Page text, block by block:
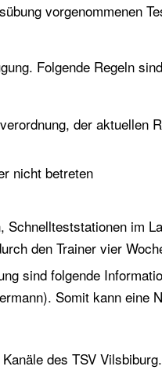
vorgenommenen
Folgende Regeln
der aktuellen
nicht betreten
Schnellteststationen im
den Trainer vier
sind folgende
Somit kann eine
des TSV Vilsbiburg.